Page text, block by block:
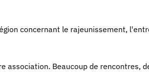
concernant le rajeunissement,
Beaucoup de rencontres,